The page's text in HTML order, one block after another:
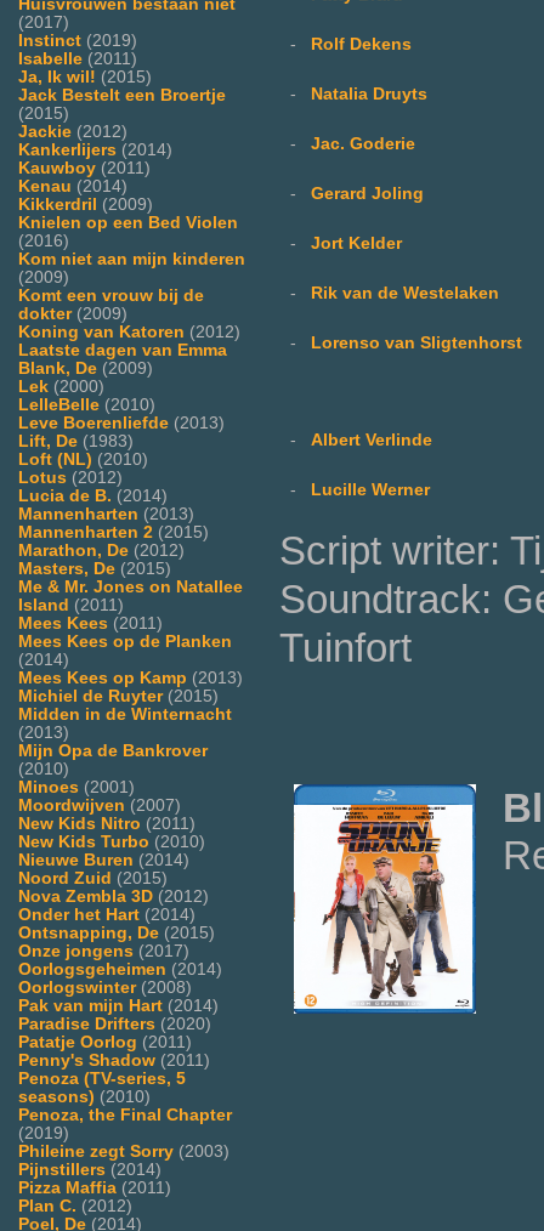
Huisvrouwen bestaan niet
(2017)
Instinct (2019)
Isabelle (2011)
Ja, Ik wil! (2015)
Jack Bestelt een Broertje
(2015)
Jackie (2012)
Kankerlijers (2014)
Kauwboy (2011)
Kenau (2014)
Kikkerdril
(2009)
Knielen op een Bed Violen
(2016)
Kom niet aan mijn kinderen
(2009)
Komt een vrouw bij de
dokter(2009)
Koning van Katoren (2012)
Laatste dagen van Emma
Blank, De (2009)
Lek (2000)
LelleBelle (2010)
Leve Boerenliefde (2013)
Lift, De (1983)
Loft (NL) (2010)
Lotus (2012)
Lucia de B. (2014)
Mannenharten (2013)
Mannenharten 2 (2015)
Marathon, De (2012)
Masters, De (2015)
Me & Mr. Jones on Natallee
Island (2011)
Mees Kees (2011)
Mees Kees op de Planken
(2014)
Mees Kees op Kamp (2013)
Michiel de Ruyter(2015)
Midden in de Winternacht
(2013)
Mijn Opa de Bankrover
(2010)
Minoes (2001)
Moordwijven (2007)
New Kids Nitro (2011)
New Kids Turbo (2010)
Nieuwe Buren (2014)
Noord Zuid (2015)
Nova Zembla 3D (2012)
Onder het Hart (2014)
Ontsnapping, De (2015)
Onze jongens (2017)
Oorlogsgeheimen (2014)
Oorlogswinter(2008)
Pak van mijn Hart (2014)
Paradise Drifters (2020)
Patatje Oorlog (2011)
Penny's Shadow (2011)
Penoza (TV-series, 5
seasons) (2010)
Penoza, the Final Chapter
(2019)
Phileine zegt Sorry (2003)
Pijnstillers (2014)
Pizza Maffia (2011)
Plan C. (2012)
Poel, De (2014)
- Rolf Dekens
- Natalia Druyts
- Jac. Goderie
- Gerard Joling
- Jort Kelder
- Rik van de Westelaken
- Lorenso van Sligtenhorst
- Albert Verlinde
- Lucille Werner
Script writer:
Soundtrack:
Tuinfort